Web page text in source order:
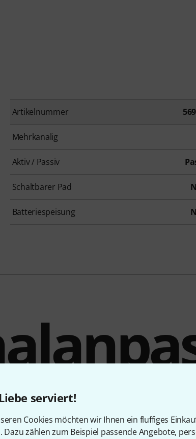
serviert!
Cookies möchten wir Ihnen ein fluffiges
Dazu zählen zum Beispiel passende Angebote,
Artikelnummer
Mehrkanalig
Aktiv / Passiv
Schaltbarer Pad
Batteriespeisung